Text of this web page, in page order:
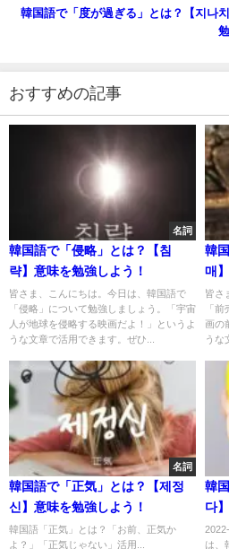
韓国語で「度が過ぎる」とは？【지나
おすすめの記事
名詞
韓国語で「侵略」とは？【침
략】意味を勉強しよう！
皆さま、こんにちは。今日は、韓国語で
「侵略」について勉強しましょう。「宇宙
人が地球を侵略する映画だよ！」というよ
うな文章で活用できます。ぜひ...
韓
매
皆さ
「
画の
うな
名詞
韓国語で「正気」とは？【제정
신】意味を勉強しよう！
韓国語「正気」とは？「お前、正気か
よ？」「正気じゃない」活用...
韓
다
は、